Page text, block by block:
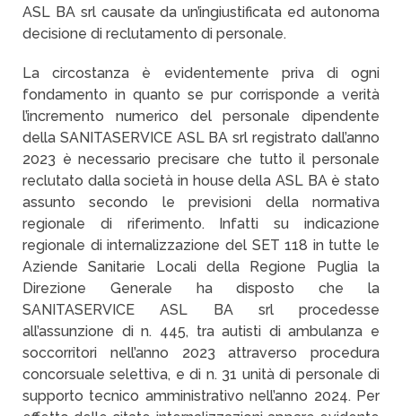
ASL BA srl causate da un’ingiustificata ed autonoma
decisione di reclutamento di personale.
La circostanza è evidentemente priva di ogni
fondamento in quanto se pur corrisponde a verità
l’incremento numerico del personale dipendente
della SANITASERVICE ASL BA srl registrato dall’anno
2023 è necessario precisare che tutto il personale
reclutato dalla società in house della ASL BA è stato
assunto secondo le previsioni della normativa
regionale di riferimento. Infatti su indicazione
regionale di internalizzazione del SET 118 in tutte le
Aziende Sanitarie Locali della Regione Puglia la
Direzione Generale ha disposto che la
SANITASERVICE ASL BA srl procedesse
all’assunzione di n. 445, tra autisti di ambulanza e
soccorritori nell’anno 2023 attraverso procedura
concorsuale selettiva, e di n. 31 unità di personale di
supporto tecnico amministrativo nell’anno 2024. Per